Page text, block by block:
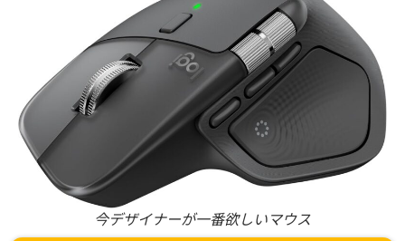
今デザイナーが一番欲しいマウス